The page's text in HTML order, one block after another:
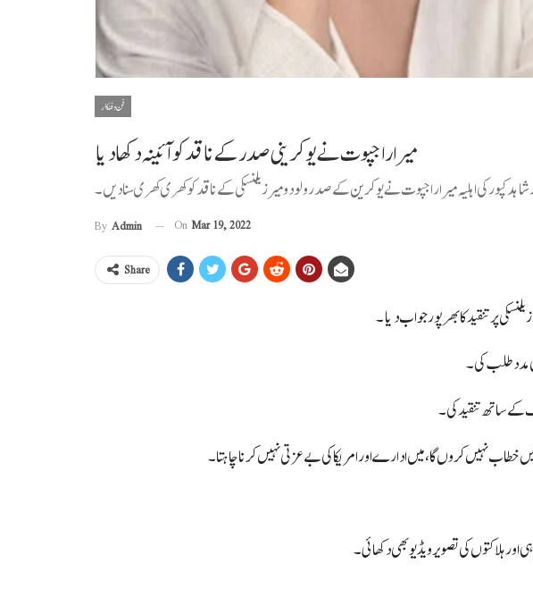
فن و فنکار
میرا راجپوت نے یوکرینی صدر کے ناقد کو آئینہ دکھادیا
شاہد کپور کی اہلیہ میرا راجپوت نے یوکرین کے صدر ولودومیر زیلنسکی کے ناقد کو کھری کھری سنادیں۔
By Admin On Mar 19, 2022
Share
پر تنقید کا بھرپور جواب دیا۔
مدد طلب کی۔
کے ساتھ تنقید کی۔
خطاب نہیں کروں گا، میں ادارے اور امریکا کی بے عزتی نہیں کرنا چاہتا۔
ہلاکتوں کی تصویر ویڈیو بھی دکھائی۔